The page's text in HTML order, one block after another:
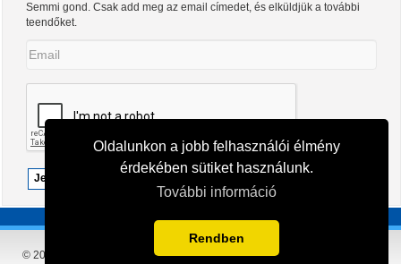
Oldalunkon a jobb felhasználói élmény
érdekében sütiket használunk.
További információ
Rendben
Semmi gond. Csak add meg az email címedet, és elküldjük a további
teendőket.
Jelszó törlése
© 2007 - 2026 Énekverseny PortálAdatvédelem Oldal tetejére ugrás ↑